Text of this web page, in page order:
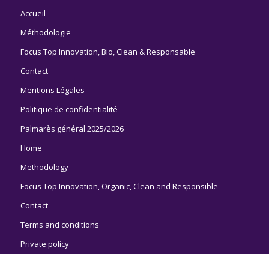
Accueil
Méthodologie
Focus Top Innovation, Bio, Clean & Responsable
Contact
Mentions Légales
Politique de confidentialité
Palmarès général 2025/2026
Home
Methodology
Focus Top Innovation, Organic, Clean and Responsible
Contact
Terms and conditions
Private policy